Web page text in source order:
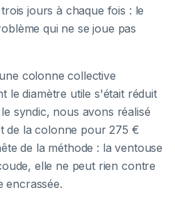
jours à chaque fois : le
qui ne se joue pas
colonne collective
le diamètre utile s'était réduit
syndic, nous avons réalisé
de la colonne pour 275 €
de la méthode : la ventouse
elle ne peut rien contre
encrassée.